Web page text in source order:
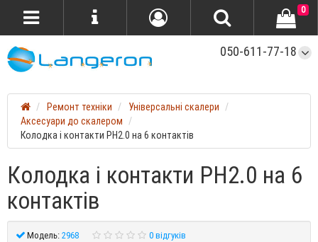
050-611-77-18
0
Ремонт техніки
Універсальні скалери
Аксесуари до скалером
Колодка і контакти PH2.0 на 6 контактів
Колодка і контакти PH2.0 на 6
контактів
Модель:2968 0 відгуків